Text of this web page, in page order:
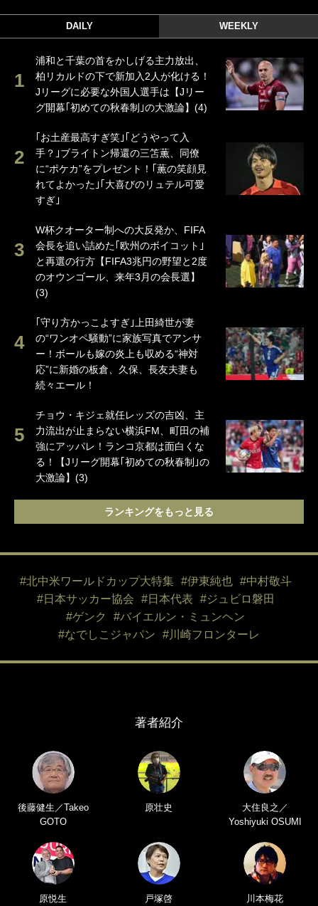
DAILY WEEKLY
浦和と千葉の首をかしげる主力放出、
柏リカルドの下で新加入2人が化ける！
Jリーグに必要な外国人選手は【Jリー
グ開幕｢初めての秋春制｣の大激論】(4)
｢お土産最高すぎ笑｣｢どうやって入
手？｣ブライトン帰還の三笘薫、同僚
に“ポケカ”をプレゼント！｢薫の笑顔見
れてよかった｣｢大喜びのリュテル可愛
すぎ｣
W杯クオーター制への大反発か、FIFA
会長を追い詰めた｢欧州のボイコット｣
と再選の行方【FIFA3兆円の野望と2度
のオウンゴール、来年3月の会長選】
(3)
｢守り方かっこよすぎ｣上田綺世が妻
の“ワンオペ騒動”に家族写真でアンサ
ー！ボールも嫁の炎上も収める“神対
応”に新婚の板倉、久保、長友夫妻も
続々エール！
チョウ・キジェ就任レッズの吉凶、主
力流出が止まらない横浜FM、町田の補
強にアッパレ！ランコ京都は面白くな
る！【Jリーグ開幕｢初めての秋春制｣の
大激論】(3)
ランキングをもっと見る
#北中米ワールドカップ大特集 #伊東純也
#中村敬斗
#日本サッカー協会
#日本代表
#ジュビロ磐田
#ゲンク
#バイエルン・ミュンヘン
#なでしこジャパン
#川崎フロンターレ
著者紹介
後藤健生／Takeo
GOTO
原壮史
大住良之／
Yoshiyuki OSUMI
原悦生 戸塚啓 川本梅花